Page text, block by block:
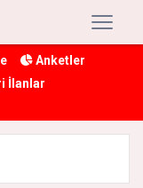
Anketler
İlanlar